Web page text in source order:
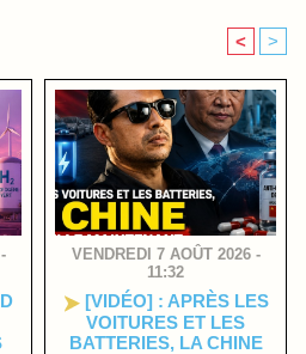
< >
VENDREDI 7 AOÛT 2026 -
11:32
[VIDÉO] : APRÈS LES
VOITURES ET LES
BATTERIES, LA CHINE